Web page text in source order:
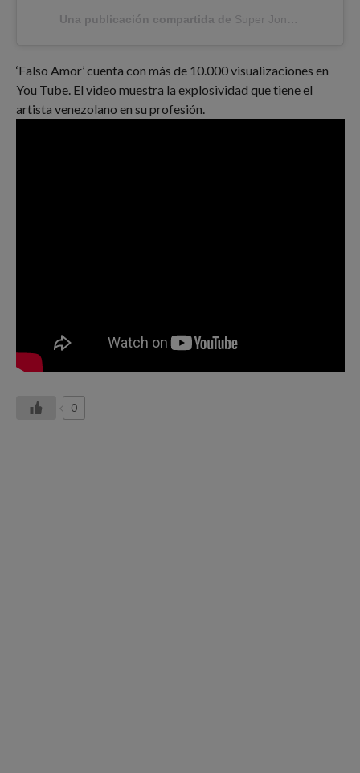
Una publicación compartida de Super Jon.Z
‘Falso Amor’ cuenta con más de 10.000 visualizaciones en
You Tube. El video muestra la explosividad que tiene el
artista venezolano en su profesión.
0